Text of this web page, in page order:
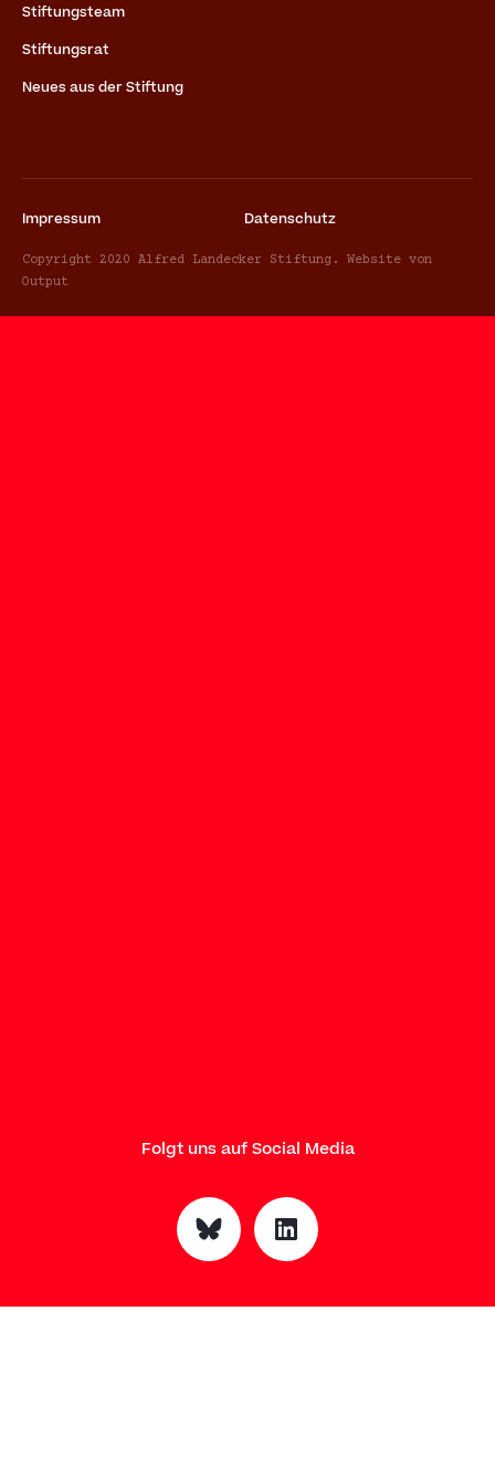
Stiftungsteam
Stiftungsrat
Neues aus der Stiftung
Impressum Datenschutz
Copyright 2020 Alfred Landecker Stiftung. Website von
Output
Folgt uns auf Social Media